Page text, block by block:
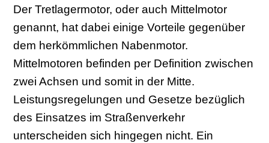
Der Tretlagermotor, oder auch Mittelmotor
genannt, hat dabei einige Vorteile gegenüber
dem herkömmlichen Nabenmotor.
Mittelmotoren befinden per Definition zwischen
zwei Achsen und somit in der Mitte.
Leistungsregelungen und Gesetze bezüglich
des Einsatzes im Straßenverkehr
unterscheiden sich hingegen nicht. Ein